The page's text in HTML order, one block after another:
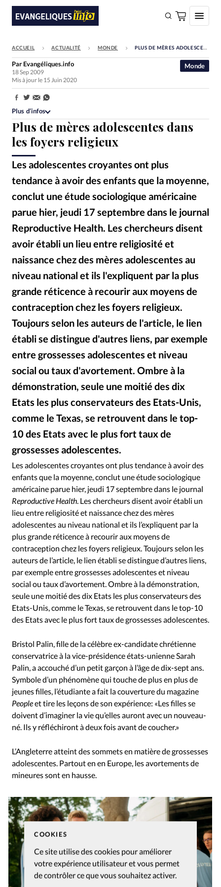
COOKIES
Ce site utilise des cookies pour améliorer
votre expérience utilisateur et vous permet
de contrôler ce que vous souhaitez activer.
FAIRE UN DON
Faire un don
Société
Monde
Bible
Toute l'actualité
Se connecter
RUBRIQUES
Toute l'actualité Bible Culture
Economie
Eglises
Histoire Laicité
Liberté religieuse
Mission
Monde People Politique
Religions
Société
ACCUEIL ACTUALITÉ MONDE PLUS DE MÈRES ADOLESCENTES DANS LES FOYERS RELIGIEUX
Plus de mères adolescentes dans
les foyers religieux
Les adolescentes croyantes ont plus
tendance à avoir des enfants que la moyenne,
conclut une étude sociologique américaine
parue hier, jeudi 17 septembre dans le journal
Reproductive Health. Les chercheurs disent
avoir établi un lieu entre religiosité et
naissance chez des mères adolescentes au
niveau national et ils l'expliquent par la plus
grande réticence à recourir aux moyens de
contraception chez les foyers religieux.
Toujours selon les auteurs de l'article, le lien
établi se distingue d'autres liens, par exemple
entre grossesses adolescentes et niveau
social ou taux d'avortement. Ombre à la
démonstration, seule une moitié des dix
Etats les plus conservateurs des Etats-Unis,
comme le Texas, se retrouvent dans le top-
10 des Etats avec le plus fort taux de
grossesses adolescentes.
Monde
Par Evangéliques.info
18 Sep 2009
Mis à jour le 15 Juin 2020
Partager:
Plus d’infos
Les adolescentes croyantes ont plus tendance à avoir des
enfants que la moyenne, conclut une étude sociologique
américaine parue hier, jeudi 17 septembre dans le journal
Reproductive Health . Les chercheurs disent avoir établi un
lieu entre religiosité et naissance chez des mères
adolescentes au niveau national et ils l’expliquent par la
plus grande réticence à recourir aux moyens de
contraception chez les foyers religieux. Toujours selon les
auteurs de l’article, le lien établi se distingue d’autres liens,
par exemple entre grossesses adolescentes et niveau
social ou taux d’avortement. Ombre à la démonstration,
seule une moitié des dix Etats les plus conservateurs des
Etats-Unis, comme le Texas, se retrouvent dans le top-10
des Etats avec le plus fort taux de grossesses adolescentes.
Bristol Palin, fille de la célèbre ex-candidate chrétienne
conservatrice à la vice-présidence états-unienne Sarah
Palin, a accouché d’un petit garçon à l’âge de dix-sept ans.
Symbole d’un phénomène qui touche de plus en plus de
jeunes filles, l’étudiante a fait la couverture du magazine
Peopleet tire les leçons de son expérience: «Les filles se
doivent d’imaginer la vie qu’elles auront avec un nouveau-
né. Ils y réfléchiront à deux fois avant de coucher.»
L’Angleterre atteint des sommets en matière de grossesses
adolescentes. Partout en en Europe, les avortements de
mineures sont en hausse.